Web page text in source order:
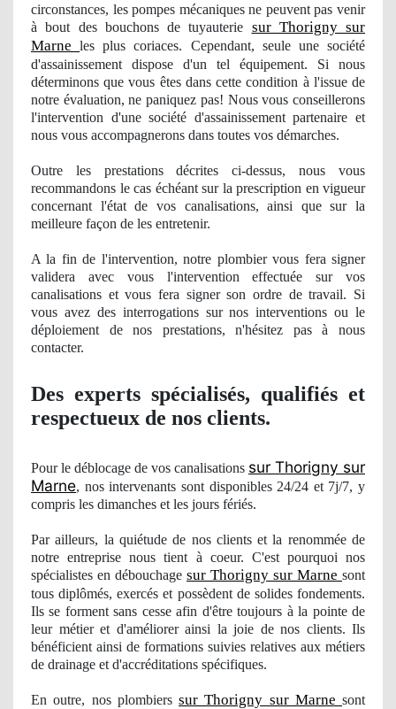
circonstances, les pompes mécaniques ne peuvent pas venir
à bout des bouchons de tuyauterie sur Thorigny sur
Marneles plus coriaces. Cependant, seule une société
d'assainissement dispose d'un tel équipement. Si nous
déterminons que vous êtes dans cette condition à l'issue de
notre évaluation, ne paniquez pas! Nous vous conseillerons
l'intervention d'une société d'assainissement partenaire et
nous vous accompagnerons dans toutes vos démarches.
Outre les prestations décrites ci-dessus, nous vous
recommandons le cas échéant sur la prescription en vigueur
concernant l'état de vos canalisations, ainsi que sur la
meilleure façon de les entretenir.
A la fin de l'intervention, notre plombiervous fera signer
validera avec vous l'intervention effectuée sur vos
canalisations et vous fera signer son ordre de travail. Si
vous avez des interrogations sur nos interventions ou le
déploiement de nos prestations, n'hésitez pas à nous
contacter.
Des experts spécialisés, qualifiés et
respectueux de nos clients.
Pour le déblocage de vos canalisations sur Thorigny sur
Marne, nosintervenants sont disponibles 24/24 et 7j/7, y
compris les dimanches et les jours fériés.
Par ailleurs, la quiétude de nos clients et la renommée de
notre entreprise nous tient à coeur. C'est pourquoi nos
spécialistes en débouchage sur Thorigny sur Marne sont
tous diplômés, exercés et possèdent de solides fondements.
Ils se forment sans cesse afin d'être toujours à la pointe de
leur métier et d'améliorerainsi la joie de nos clients. Ils
bénéficient ainsi de formations suivies relatives aux métiers
de drainage et d'accréditations spécifiques.
En outre, nos plombiers sur Thorigny sur Marne sont